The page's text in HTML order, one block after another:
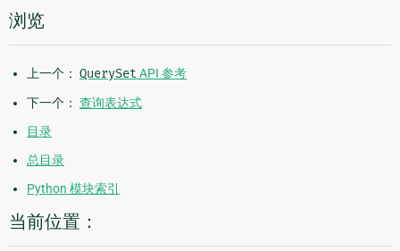
浏览
上一个： QuerySet API 参考
下一个： 查询表达式
目录
总目录
Python 模块索引
当前位置：